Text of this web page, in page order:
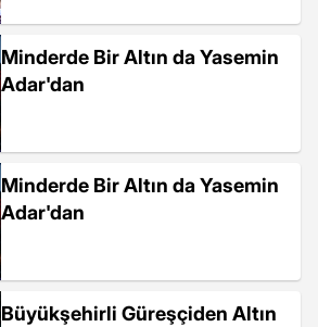
Minderde Bir Altın da Yasemin
Adar'dan
Minderde Bir Altın da Yasemin
Adar'dan
Büyükşehirli Güreşçiden Altın